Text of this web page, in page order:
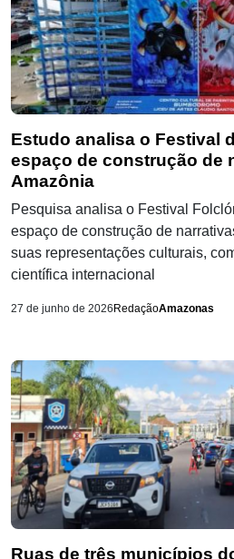
Estudo analisa o Festival
espaço de construção de
Amazônia
Pesquisa analisa o Festival
espaço de construção de
suas representações culturais,
científica internacional
27 de junho de 2026 RedaçãoAmazonas
Ruas de três municípios